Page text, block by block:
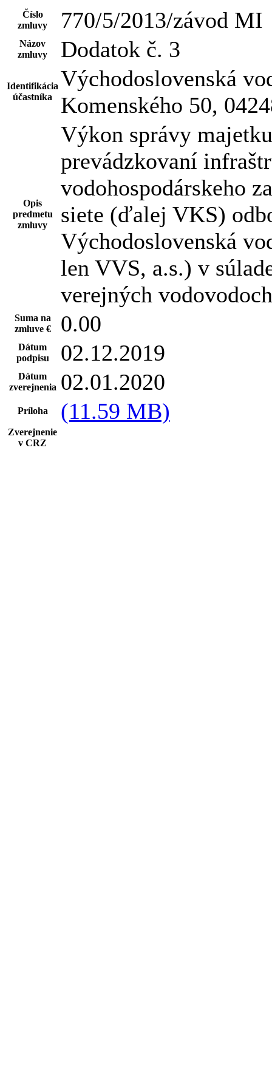
Číslo
zmluvy
770/5/2013/závod MI
Názov
zmluvy
Dodatok č. 3
Identifikácia
účastníka
Východoslovenská
Komenského 50,
Opis
predmetu
zmluvy
Výkon správy
prevádzkovaní
vodohospodárskeho
siete (ďalej VKS)
Východoslovenská
len VVS, a.s.) v
verejných
Suma na
zmluve €
0.00
Dátum
podpisu
02.12.2019
Dátum
zverejnenia 02.01.2020
Príloha (11.59 MB)
Zverejnenie
v CRZ